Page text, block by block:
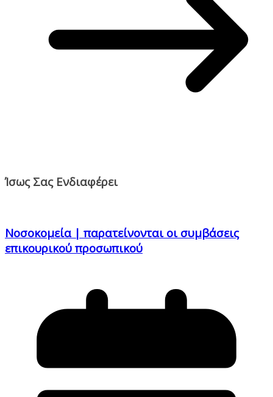
Ίσως Σας Ενδιαφέρει
Νοσοκομεία | παρατείνονται οι συμβάσεις
επικουρικού προσωπικού